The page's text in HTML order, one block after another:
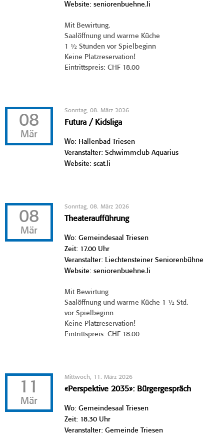
Website: seniorenbuehne.li
Mit Bewirtung.
Saalöffnung und warme Küche
1 ½ Stunden vor Spielbeginn
Keine Platzreservation!
Eintrittspreis: CHF 18.00
08
Mär
Sonntag, 08. März 2026
Futura / Kidsliga
Wo: Hallenbad Triesen
Veranstalter: Schwimmclub Aquarius
Website: scat.li
08
Mär
Sonntag, 08. März 2026
Theateraufführung
Wo: Gemeindesaal Triesen
Zeit: 17.00 Uhr
Veranstalter: Liechtensteiner Seniorenbühne
Website: seniorenbuehne.li
Mit Bewirtung
Saalöffnung und warme Küche 1 ½ Std.
vor Spielbeginn
Keine Platzreservation!
Eintrittspreis: CHF 18.00
11
Mär
Mittwoch, 11. März 2026
«Perspektive 2035»: Bürgergespräch
Wo: Gemeindesaal Triesen
Zeit: 18.30 Uhr
Veranstalter: Gemeinde Triesen